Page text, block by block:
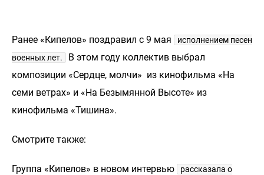
Ранее «Кипелов» поздравил с 9 мая
исполнением песен
военных лет.
В этом году коллектив выбрал
композиции «Сердце, молчи» из кинофильма «На
семи ветрах» и «На Безымянной Высоте» из
кинофильма «Тишина».
Смотрите также:
Группа «Кипелов» в новом интервью
рассказала о